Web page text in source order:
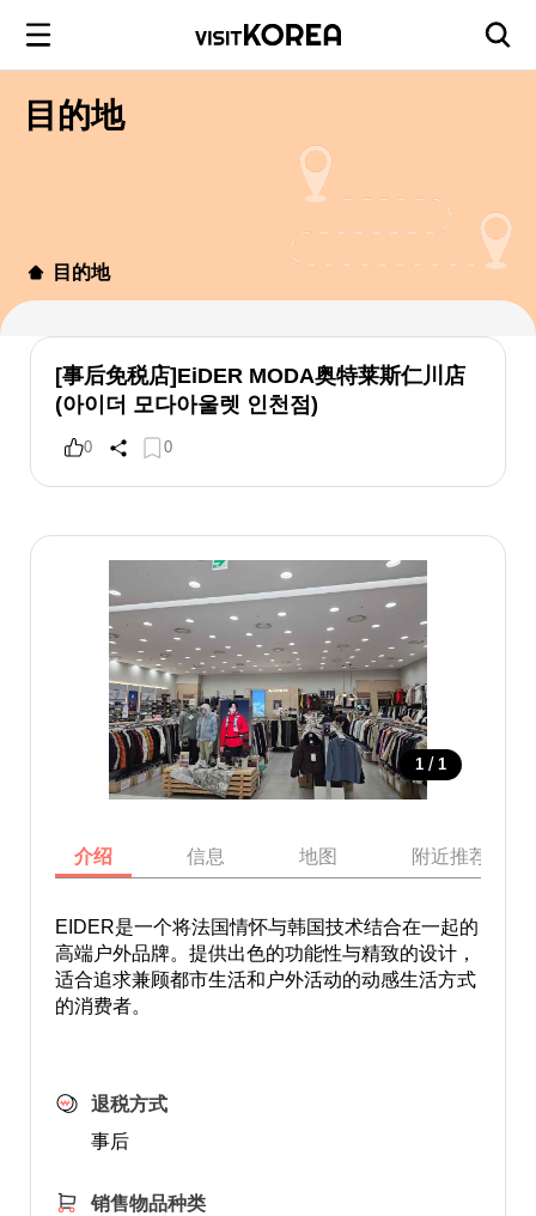
目的地
目的地
[事后免税店]EiDER MODA奥特莱斯仁川店
(아이더 모다아울렛 인천점)
0 0
1 / 1
介绍 信息 地图 附近推荐景点
EIDER是一个将法国情怀与韩国技术结合在一起的
高端户外品牌。提供出色的功能性与精致的设计，
适合追求兼顾都市生活和户外活动的动感生活方式
的消费者。
退税方式
事后
销售物品种类